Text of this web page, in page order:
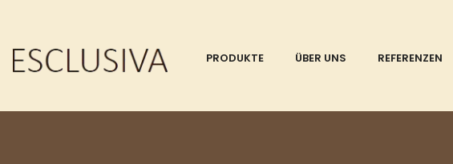
PRODUKTE ÜBER UNS REFERENZEN